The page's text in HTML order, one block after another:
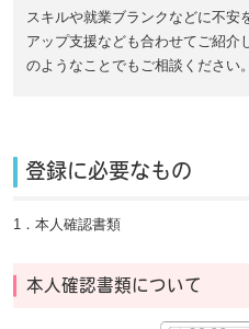
スキルや就業ブランクなどに不安
アップ支援なども合わせてご紹介
のようなことでもご相談ください。
登録に必要なもの
1．本人確認書類
本人確認書類について